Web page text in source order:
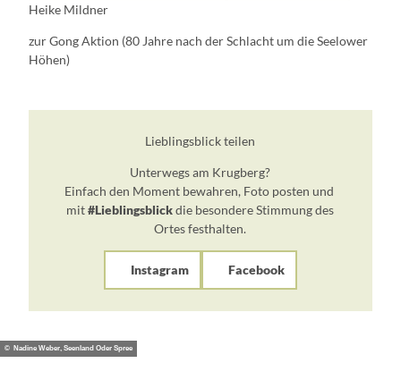
Heike Mildner
zur Gong Aktion (80 Jahre nach der Schlacht um die Seelower
Höhen)
Lieblingsblick teilen
Unterwegs am Krugberg?
Einfach den Moment bewahren, Foto posten und
mit#Lieblingsblickdie besondere Stimmung des
Ortes festhalten.
Instagram Facebook
© Nadine Weber, Seenland Oder Spree